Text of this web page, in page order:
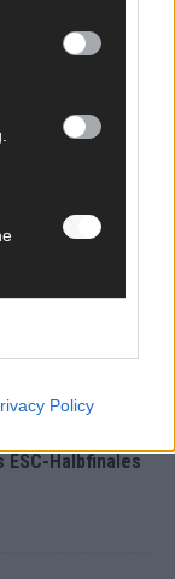
Policy
–
Halbfinales